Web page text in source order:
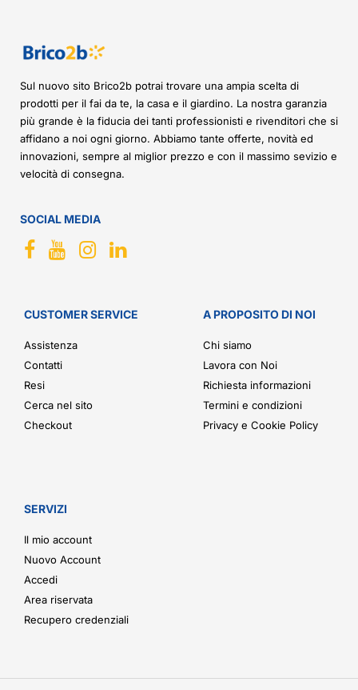
Sul nuovo sito Brico2b potrai trovare una ampia scelta di
prodotti per il fai da te, la casa e il giardino. La nostra garanzia
più grande è la fiducia dei tanti professionisti e rivenditori che si
affidano a noi ogni giorno. Abbiamo tante offerte, novità ed
innovazioni, sempre al miglior prezzo e con il massimo sevizio e
velocità di consegna.
SOCIAL MEDIA
CUSTOMER SERVICE
Assistenza
Contatti
Resi
Cerca nel sito
Checkout
A PROPOSITO DI NOI
Chi siamo
Lavora con Noi
Richiesta informazioni
Termini e condizioni
Privacy e Cookie Policy
SERVIZI
Il mio account
Nuovo Account
Accedi
Area riservata
Recupero credenziali